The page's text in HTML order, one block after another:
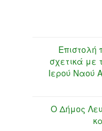
σχετικά με
Ιερού Ναού
Ο Δήμος